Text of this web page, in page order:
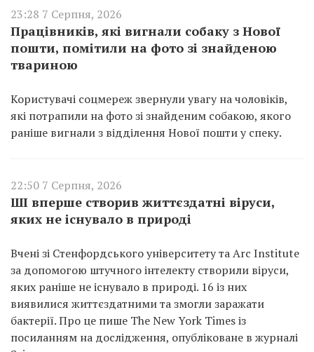
23:28 7 Серпня, 2026
Працівників, які вигнали собаку з Нової
пошти, помітили на фото зі знайденою
твариною
Користувачі соцмереж звернули увагу на чоловіків,
які потрапили на фото зі знайденим собакою, якого
раніше вигнали з відділення Нової пошти у спеку.
22:50 7 Серпня, 2026
ШІ вперше створив життєздатні віруси,
яких не існувало в природі
Вчені зі Стенфордського університету та Arc Institute
за допомогою штучного інтелекту створили віруси,
яких раніше не існувало в природі. 16 із них
виявилися життєздатними та змогли заражати
бактерії. Про це пише The New York Times із
посиланням на дослідження, опубліковане в журналі